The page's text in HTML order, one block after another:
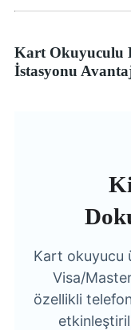
Kart Okuyuculu
İstasyonu
Kart okuyucu
Visa/
özellikli